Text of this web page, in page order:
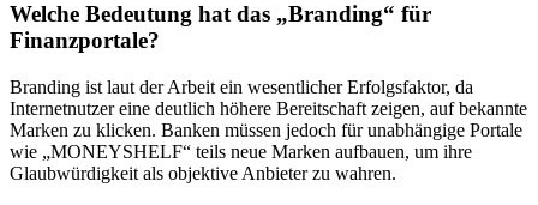
Welche Bedeutung hat das „Branding“ für
Finanzportale?
Branding ist laut der Arbeit ein wesentlicher Erfolgsfaktor, da
Internetnutzer eine deutlich höhere Bereitschaft zeigen, auf bekannte
Marken zu klicken. Banken müssen jedoch für unabhängige Portale
wie „MONEYSHELF“ teils neue Marken aufbauen, um ihre
Glaubwürdigkeit als objektive Anbieter zu wahren.